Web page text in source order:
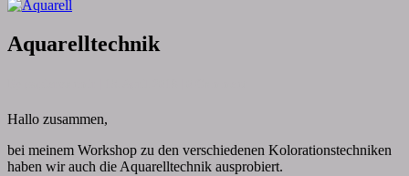
Aquarelltechnik
Aquarelltechnik
Hallo zusammen,
bei meinem Workshop zu den verschiedenen Kolorationstechniken
haben wir auch die Aquarelltechnik ausprobiert.